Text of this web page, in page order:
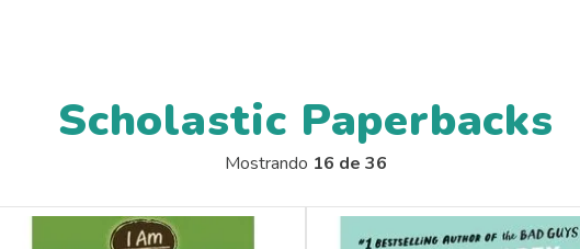
Scholastic Paperbacks
Mostrando 16 de 36